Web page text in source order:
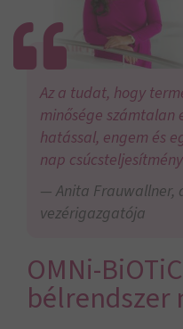
Az a tudat, hogy
minősége számtalan
hatással, engem és
nap
Anita Frauwallner,
vezérigazgatója
OMNi-
bélrendszer